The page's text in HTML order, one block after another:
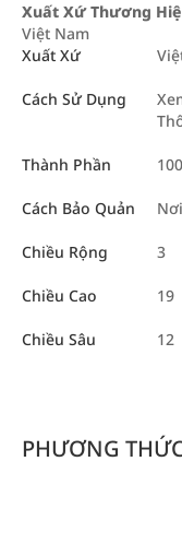
Xuất Xứ Thương
Việt Nam
Xuất Xứ
Cách Sử Dụng
Thành Phần
Cách Bảo Quản
Chiều Rộng 3
Chiều Cao 19
Chiều Sâu 12
PHƯƠNG